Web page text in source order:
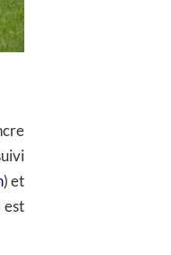
) et
est